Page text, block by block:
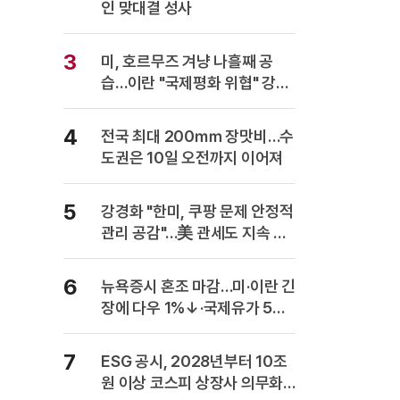
인 맞대결 성사
3
미, 호르무즈 겨냥 나흘째 공
습…이란 "국제평화 위협" 강력
반발
4
전국 최대 200㎜ 장맛비…수
도권은 10일 오전까지 이어져
5
강경화 "한미, 쿠팡 문제 안정적
관리 공감"…美 관세도 지속 협
의
6
뉴욕증시 혼조 마감…미·이란 긴
장에 다우 1%↓·국제유가 5%
급등
7
ESG 공시, 2028년부터 10조
원 이상 코스피 상장사 의무화…